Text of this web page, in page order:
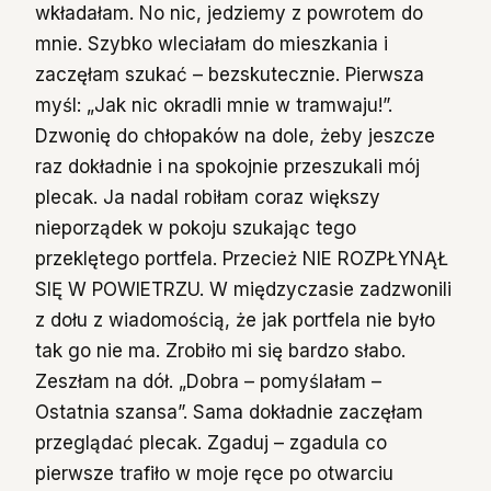
wkładałam. No nic, jedziemy z powrotem do
mnie. Szybko wleciałam do mieszkania i
zaczęłam szukać – bezskutecznie. Pierwsza
myśl: „Jak nic okradli mnie w tramwaju!”.
Dzwonię do chłopaków na dole, żeby jeszcze
raz dokładnie i na spokojnie przeszukali mój
plecak. Ja nadal robiłam coraz większy
nieporządek w pokoju szukając tego
przeklętego portfela. Przecież NIE ROZPŁYNĄŁ
SIĘ W POWIETRZU. W międzyczasie zadzwonili
z dołu z wiadomością, że jak portfela nie było
tak go nie ma. Zrobiło mi się bardzo słabo.
Zeszłam na dół. „Dobra – pomyślałam –
Ostatnia szansa”. Sama dokładnie zaczęłam
przeglądać plecak. Zgaduj – zgadula co
pierwsze trafiło w moje ręce po otwarciu